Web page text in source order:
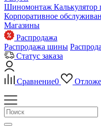
Шиномонтаж
Корпоративное
Магазины
Распродажа
Распродажа шины
Статус заказа
Сравнение0